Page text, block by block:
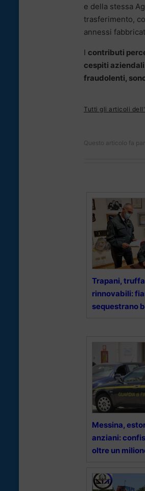
e della stessa
trasferimento,
annessi
I contributi
cespiti
fraudolenti,
Tutti gli articoli
Questo articolo fa
Trapani,
rinnovabili:
sequestrano
Messina,
anziani:
oltre un